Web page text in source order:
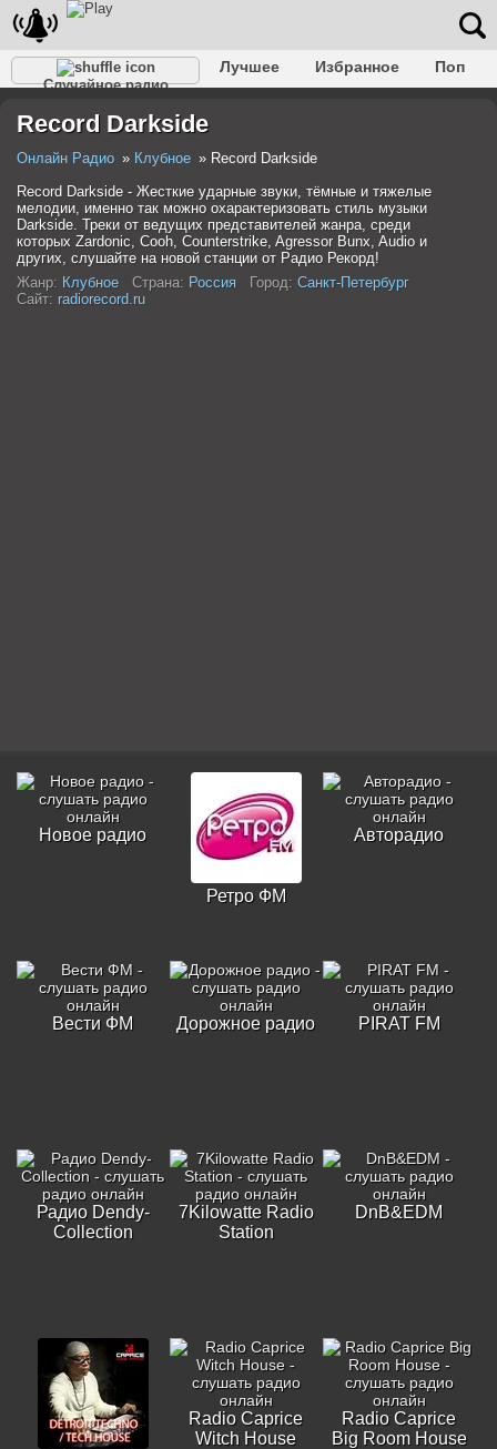
Случайное радио
Лучшее Избранное
Поп
Разговорное
Рэп
Record Darkside
Онлайн Радио Клубное
Record Darkside
Record Darkside - Жесткие ударные звуки, тёмные и тяжелые
мелодии, именно так можно охарактеризовать стиль музыки
Darkside. Треки от ведущих представителей жанра, среди
которых Zardonic, Cooh, Counterstrike, Agressor Bunx, Audio и
других, слушайте на новой станции от Радио Рекорд!
Жанр: Клубное Страна: Россия Город: Санкт-Петербург
Сайт: radiorecord.ru
Новое радио
Ретро ФМ
Авторадио
Вести ФМ Дорожное радио PIRAT FM
Радио Dendy-
Collection
7Kilowatte Radio
Station
DnB&EDM
Radio Caprice
Witch House
Radio Caprice
Big Room House